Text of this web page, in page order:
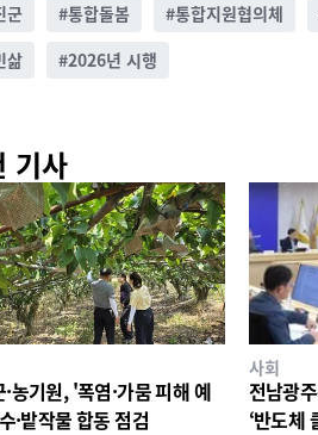
군 #통합돌봄 #통합지원협의체
삶 #2026년 시행
기사
농기원, '폭염·가뭄 피해 예
·밭작물 합동 점검
사회
전남광
‘반도체